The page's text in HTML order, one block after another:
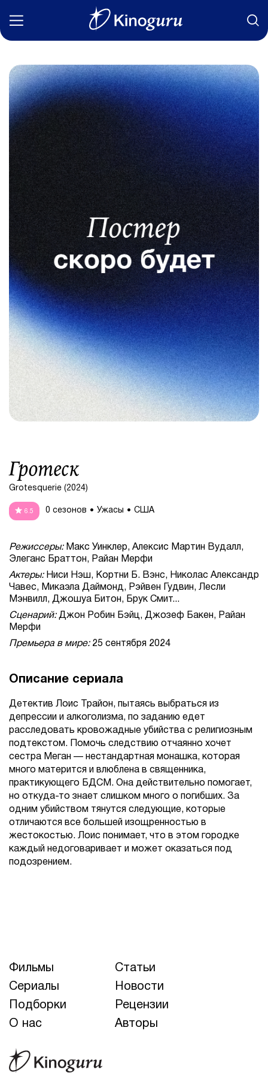
Фильмы
Статьи
Сериалы
Новости
Подборки
Рецензии
О нас
Авторы
Гротеск
Grotesquerie (2024)
6.5 0 сезонов Ужасы США
Режиссеры:Макс Уинклер, Алексис Мартин Вудалл,
Элеганс Браттон, Райан Мерфи
Актеры:Ниси Нэш, Кортни Б. Вэнс, Николас Александр
Чавес, Микаэла Даймонд, Рэйвен Гудвин, Лесли
Мэнвилл, Джошуа Битон, Брук Смит...
Сценарий:Джон Робин Бэйц, Джозеф Бакен, Райан
Мерфи
Премьера в мире:25 сентября 2024
Описание сериала
Детектив Лоис Трайон, пытаясь выбраться из
депрессии и алкоголизма, по заданию едет
расследовать кровожадные убийства с религиозным
подтекстом. Помочь следствию отчаянно хочет
сестра Меган — нестандартная монашка, которая
много матерится и влюблена в священника,
практикующего БДСМ. Она действительно помогает,
но откуда-то знает слишком много о погибших. За
одним убийством тянутся следующие, которые
отличаются все большей изощренностью в
жестокостью. Лоис понимает, что в этом городке
каждый недоговаривает и может оказаться под
подозрением.
Фильмы
Статьи
Сериалы
Новости
Подборки
Рецензии
О нас
Авторы